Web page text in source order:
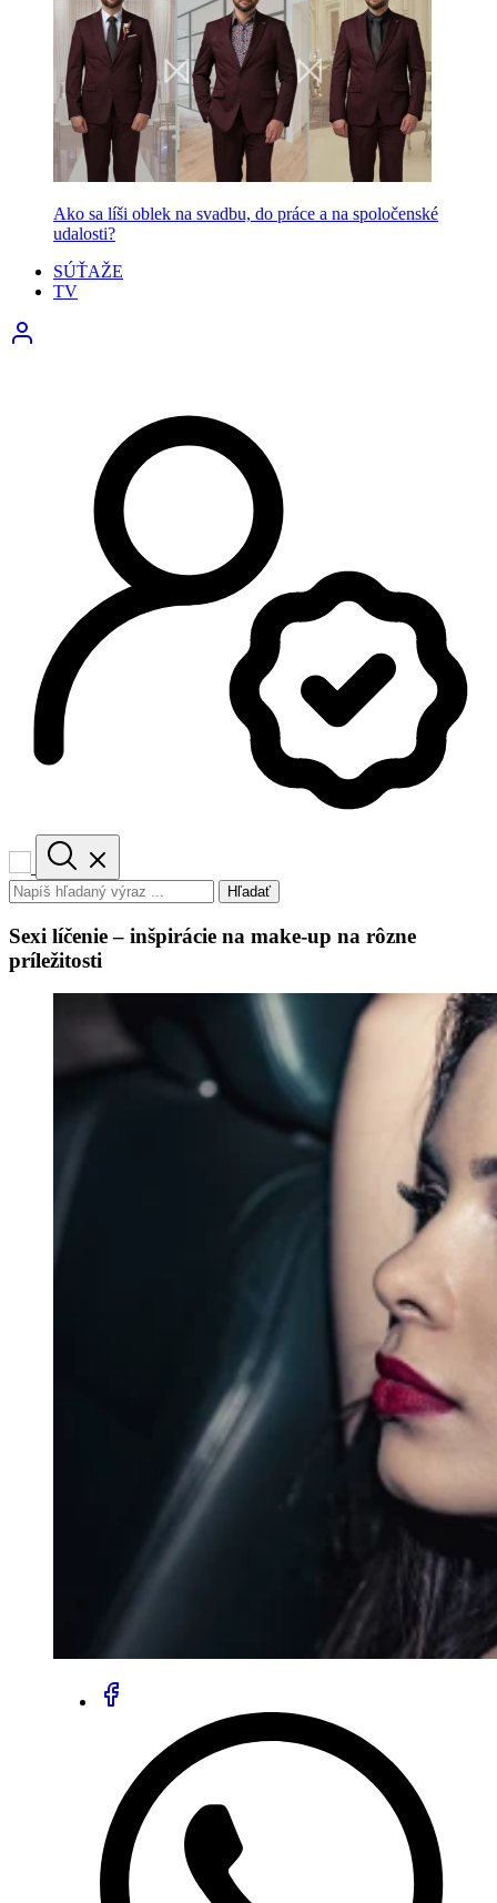
Ako sa líši oblek na svadbu, do práce a na spoločenské
udalosti?
SÚŤAŽE
TV
Hľadať
Sexi líčenie – inšpirácie na make-up na rôzne
príležitosti